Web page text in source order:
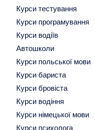
Курси тестування
Курси програмування
Курси водіїв
Автошколи
Курси польської мови
Курси бариста
Курси бровіста
Курси водіння
Курси німецької мови
Курси психолога